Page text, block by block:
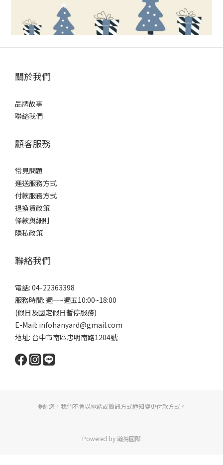
關於我們
品牌故事
聯絡我們
顧客服務
常見問題
運送服務方式
付款服務方式
退換貨政策
條款與細則
隱私政策
聯絡我們
電話: 04-22363398
服務時間: 週一~週五10:00~18:00
(假日及國定假日暫停服務)
E-Mail: infohanyard@gmail.com
地址: 台中市南區忠明南路1204號
提醒您，我們不會以電話或簡訊方式通知變更付款方式。
Powered by 瀚揚國際